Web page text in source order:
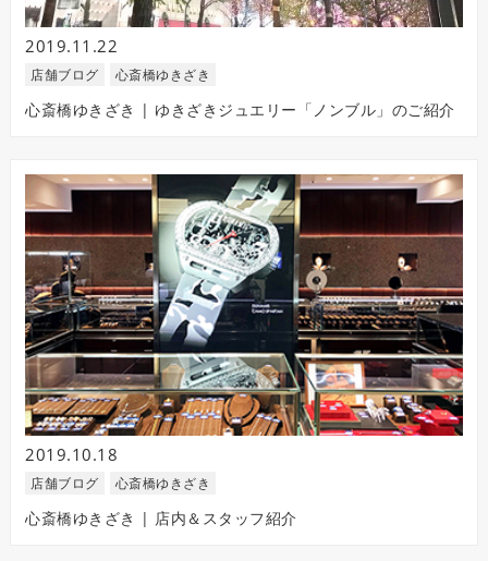
2019.11.22
店舗ブログ 心斎橋ゆきざき
心斎橋ゆきざき | ゆきざきジュエリー「ノンブル」のご紹介
2019.10.18
店舗ブログ 心斎橋ゆきざき
心斎橋ゆきざき | 店内＆スタッフ紹介